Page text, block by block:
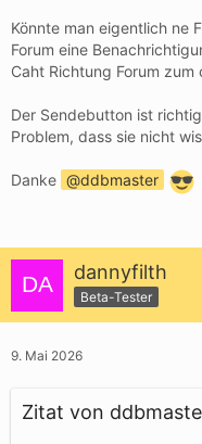
Könnte man eigentlich ne
Forum eine
Caht Richtung Forum
Der Sendebutton ist
Problem, dass sie nicht
Danke ddbmaster
dannyfilth
Beta-Tester
9. Mai 2026
Zitat von